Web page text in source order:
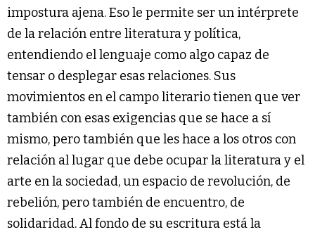
impostura ajena. Eso le permite ser un intérprete
de la relación entre literatura y política,
entendiendo el lenguaje como algo capaz de
tensar o desplegar esas relaciones. Sus
movimientos en el campo literario tienen que ver
también con esas exigencias que se hace a sí
mismo, pero también que les hace a los otros con
relación al lugar que debe ocupar la literatura y el
arte en la sociedad, un espacio de revolución, de
rebelión, pero también de encuentro, de
solidaridad. Al fondo de su escritura está la